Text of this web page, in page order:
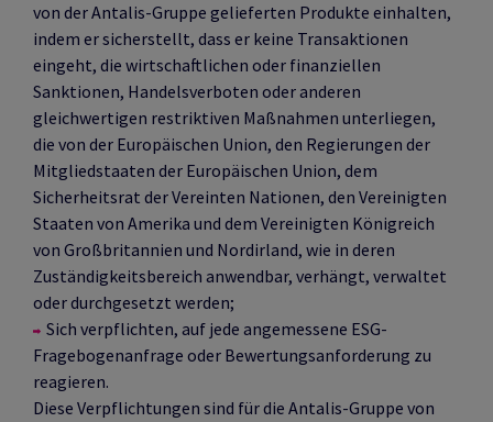
von der Antalis-Gruppe gelieferten Produkte einhalten,
indem er sicherstellt, dass er keine Transaktionen
eingeht, die wirtschaftlichen oder finanziellen
Sanktionen, Handelsverboten oder anderen
gleichwertigen restriktiven Maßnahmen unterliegen,
die von der Europäischen Union, den Regierungen der
Mitgliedstaaten der Europäischen Union, dem
Sicherheitsrat der Vereinten Nationen, den Vereinigten
Staaten von Amerika und dem Vereinigten Königreich
von Großbritannien und Nordirland, wie in deren
Zuständigkeitsbereich anwendbar, verhängt, verwaltet
oder durchgesetzt werden;
Sich verpflichten, auf jede angemessene ESG-
Fragebogenanfrage oder Bewertungsanforderung zu
reagieren.
Diese Verpflichtungen sind für die Antalis-Gruppe von